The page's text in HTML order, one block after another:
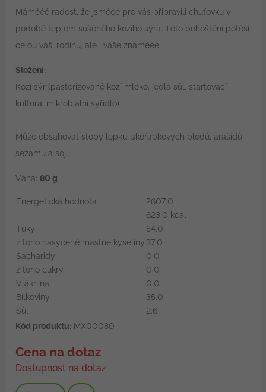
Mámééé radost, že jsmééé pro vás připravili chuťovku v
podobě teplem sušeného kozího sýra. Toto pohoštění potěší
celou vaši rodinu, ale i vaše známééé.
Složení:
Kozí sýr (pasterizované kozí mléko, jedlá sůl, startovací
kultura, mikrobiální syřidlo)
Může obsahovat stopy lepku, skořápkových plodů, arašídů,
sezamu a sóji.
Váha: 80 g
Energetická hodnota
2607.0
623.0 kcal
Tuky
54.0
z toho nasycené mastné kyseliny 37.0
Sacharidy
0.0
z toho cukry
0.0
Vláknina
0.0
Bílkoviny
35.0
Sůl
2.6
Kód produktu:MX00080
Cena na dotaz
Dostupnost na dotaz